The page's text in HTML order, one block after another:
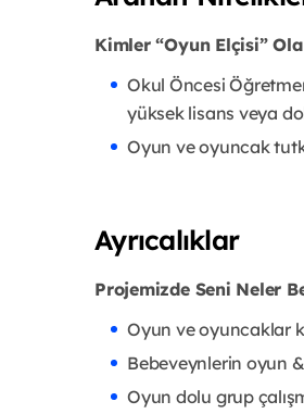
Kimler “Oyun Elçisi”
Okul Öncesi
yüksek lisans veya
Oyun ve oyuncak
Ayrıcalıklar
Projemizde Seni Neler
Oyun ve oyuncaklar
Bebeveynlerin oyun
Oyun dolu grup